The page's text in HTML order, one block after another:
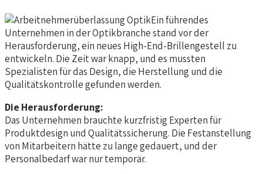
Ein führendes
Unternehmen in der Optikbranche stand vor der
Herausforderung, ein neues High-End-Brillengestell zu
entwickeln. Die Zeit war knapp, und es mussten
Spezialisten für das Design, die Herstellung und die
Qualitätskontrolle gefunden werden.
Die Herausforderung:
Das Unternehmen brauchte kurzfristig Experten für
Produktdesign und Qualitätssicherung. Die Festanstellung
von Mitarbeitern hätte zu lange gedauert, und der
Personalbedarf war nur temporär.